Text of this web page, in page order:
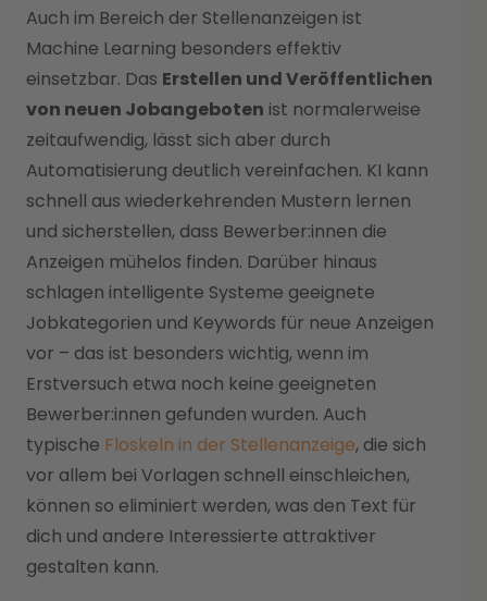
Auch im Bereich der Stellenanzeigen ist
Machine Learning besonders effektiv
einsetzbar. Das Erstellen und Veröffentlichen
von neuen Jobangeboten ist normalerweise
zeitaufwendig, lässt sich aber durch
Automatisierung deutlich vereinfachen. KI kann
schnell aus wiederkehrenden Mustern lernen
und sicherstellen, dass Bewerber:innen die
Anzeigen mühelos finden. Darüber hinaus
schlagen intelligente Systeme geeignete
Jobkategorien und Keywords für neue Anzeigen
vor – das ist besonders wichtig, wenn im
Erstversuch etwa noch keine geeigneten
Bewerber:innen gefunden wurden. Auch
typische Floskeln in der Stellenanzeige, die sich
vor allem bei Vorlagen schnell einschleichen,
können so eliminiert werden, was den Text für
dich und andere Interessierte attraktiver
gestalten kann.